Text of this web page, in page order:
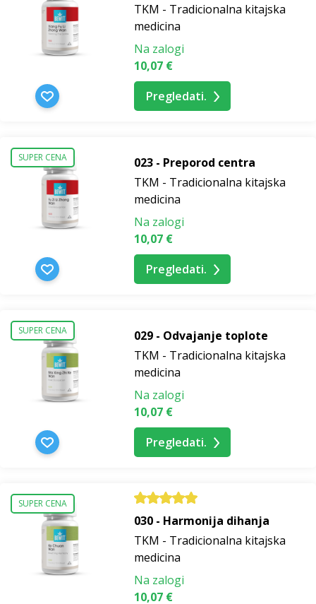
TKM - Tradicionalna kitajska
medicina
Na zalogi
10,07 €
Pregledati.
SUPER CENA
023 - Preporod centra
TKM - Tradicionalna kitajska
medicina
Na zalogi
10,07 €
Pregledati.
SUPER CENA
029 - Odvajanje toplote
TKM - Tradicionalna kitajska
medicina
Na zalogi
10,07 €
Pregledati.
SUPER CENA
030 - Harmonija dihanja
TKM - Tradicionalna kitajska
medicina
Na zalogi
10,07 €